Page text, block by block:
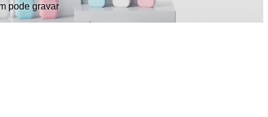
pode gravar